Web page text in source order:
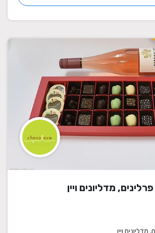
מדליונים ויין
ויין